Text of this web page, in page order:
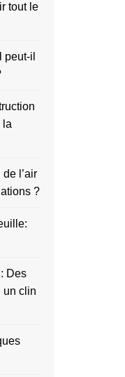
tout le
il
la
l’air
?
Des
un clin